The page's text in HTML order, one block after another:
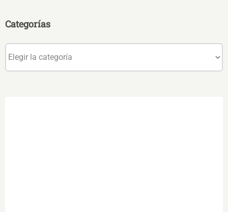
Categorías